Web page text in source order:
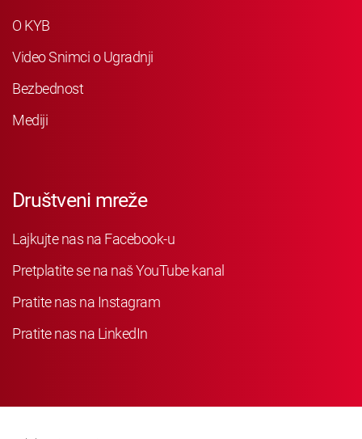
O KYB
Video Snimci o Ugradnji
Bezbednost
Mediji
Društveni mreže
Lajkujte nas na Facebook-u
Pretplatite se na naš YouTube kanal
Pratite nas na Instagram
Pratite nas na LinkedIn